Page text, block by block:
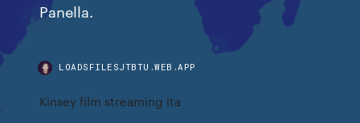
Panella.
LOADSFILESJTBTU.WEB.APP
Kinsey film streaming ita